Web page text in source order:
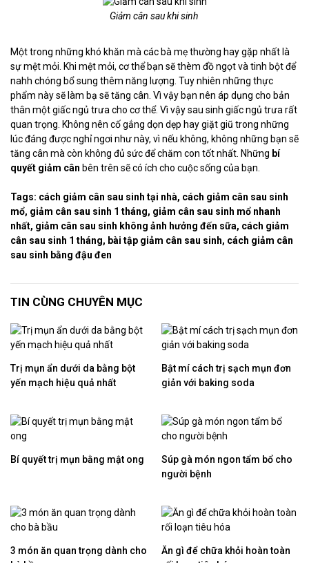
Giảm cân sau khi sinh
Một trong những khó khăn mà các bà mẹ thường hay gặp nhất là
sự mệt mỏi. Khi mệt mỏi, cơ thể bạn sẽ thèm đồ ngọt và tinh bột để
nahh chóng bổ sung thêm năng lượng. Tuy nhiên những thực
phẩm này sẽ làm bạ sẽ tăng cân. Vì vậy bạn nên áp dụng cho bản
thân một giấc ngủ trưa cho cơ thể. Vì vậy sau sinh giấc ngủ trưa rất
quan trọng. Không nên cố gắng dọn dẹp hay giặt giũ trong những
lúc đáng được nghỉ ngơi như này, vì nếu không, không những bạn sẽ
tăng cân mà còn không đủ sức để chăm con tốt nhất. Những bí
quyết giảm cân bên trên sẽ có ích cho cuộc sống của bạn.
Tags: cách giảm cân sau sinh tại nhà, cách giảm cân sau sinh
mổ, giảm cân sau sinh 1 tháng, giảm cân sau sinh mổ nhanh
nhất, giảm cân sau sinh không ảnh hưởng đến sữa, cách giảm
cân sau sinh 1 tháng, bài tập giảm cân sau sinh, cách giảm cân
sau sinh bằng đậu đen
TIN CÙNG CHUYÊN MỤC
Trị mụn ẩn dưới da bằng bột
yến mạch hiệu quả nhất
Bật mí cách trị sạch mụn đơn
giản với baking soda
Bí quyết trị mụn bằng mật ong
Súp gà món ngon tẩm bổ cho
người bệnh
3 món ăn quan trọng dành cho
Ăn gì để chữa khỏi hoàn toàn